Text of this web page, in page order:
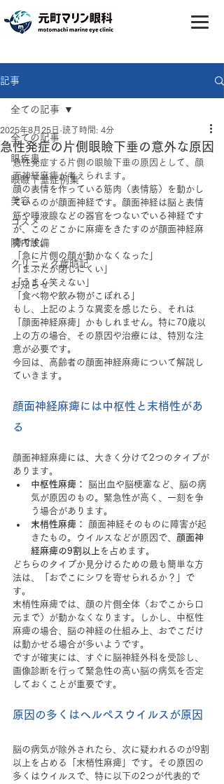
記事
全ての記事
眼疾患
眼瞼下垂症例集
美容
コスメ
院内設備
クリニック歳時記
お知らせ
全ての記事
急性発症の片側眼瞼下垂の意外な原因
2025年8月25日 読了時間: 4分
急性発症する片側の眼瞼下垂の原因として、顔
面神経麻痺が考えられます。
顔の表情を作っている筋肉（表情筋）を動かし
ているのが顔面神経です。顔面神経は脳と表情
筋や唾液腺などの器官をつないでいる神経です
が、このどこかに麻痺をきたすのが顔面神経麻
痺です。
「急に片側の顔が動かなくなった」
「まぶたが閉じにくい」
「うまく笑えない」
「食べ物や飲み物がこぼれる」
もし、上記のような異変を感じたら、それは
「顔面神経麻痺」かもしれません。特に70歳以
上の方の場合、その原因や治療には、特別な注
意が必要です。
今回は、高齢者の顔面神経麻痺について解説し
ていきます。
顔面神経麻痺には中枢性と末梢性があ
る
顔面神経麻痺には、大きく分けて2つのタイプが
あります。
中枢性麻痺：
脳出血や脳梗塞など、脳の病
気が原因のもの。緊急性が高く、一刻を争
う場合があります。
末梢性麻痺：
顔面神経そのものに障害が起
きたもの。ウイルスなどが原因で、 顔面神
経麻痺の9割以上 を占めます。
どちらのタイプか見分けるための最も簡単な方
法は、「おでこにシワを寄せられるか？」で
す。
末梢性麻痺では、顔の片側全体（おでこから口
元まで）が動かなくなります。しかし、中枢性
麻痺の場合、脳の神経の仕組み上、おでこだけ
は動かせる場合が多いようです。
ですが確実には、すぐに脳神経外科を受診し、
画像診断を行って緊急性の高い脳の病気を否定
しておくことが重要です。
原因の多くはヘルペスウイルスが原因
脳の病気が除外されたら、次に疑われるのが9割
以上を占める「末梢性麻痺」です。その原因の
多くはウイルスで、特に以下の2つが代表的で